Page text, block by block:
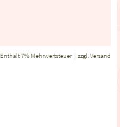
Enthält 7% Mehrwertsteuer zzgl.Versand